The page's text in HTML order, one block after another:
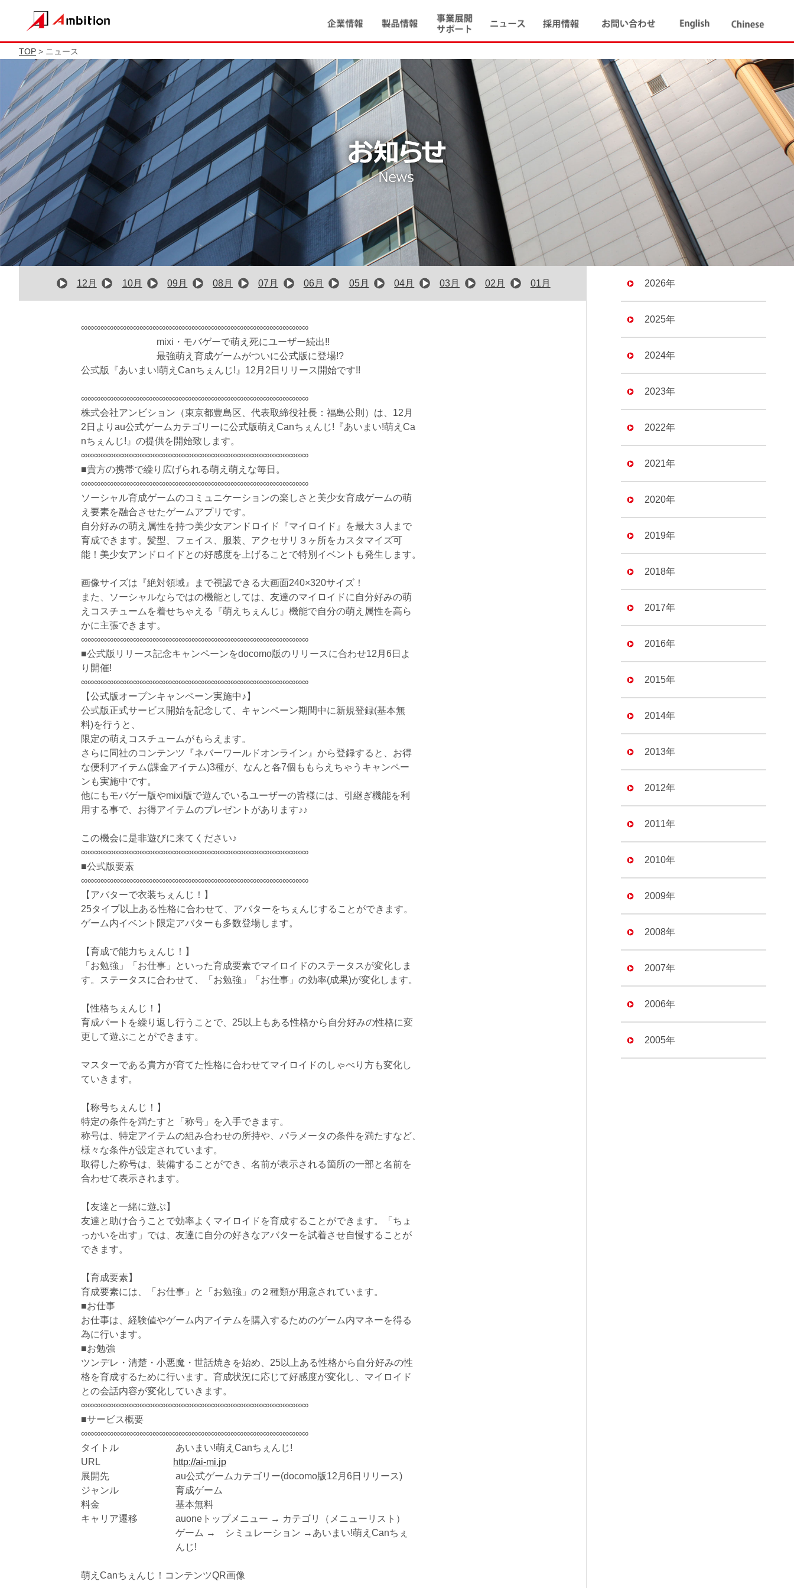
TOP > ニュース
12月 10月 09月 08月 07月 06月 05月 04月 03月 02月 01月
∞∞∞∞∞∞∞∞∞∞∞∞∞∞∞∞∞∞∞∞∞∞∞∞∞∞∞∞∞∞∞∞∞∞∞
mixi・モバゲーで萌え死にユーザー続出!!
最強萌え育成ゲームがついに公式版に登場!?
公式版『あいまい!萌えCanちぇんじ!』12月2日リリース開始です!!
∞∞∞∞∞∞∞∞∞∞∞∞∞∞∞∞∞∞∞∞∞∞∞∞∞∞∞∞∞∞∞∞∞∞∞
株式会社アンビション（東京都豊島区、代表取締役社長：福島公則）は、12月
2日よりau公式ゲームカテゴリーに公式版萌えCanちぇんじ!『あいまい!萌えCa
nちぇんじ!』の提供を開始致します。
∞∞∞∞∞∞∞∞∞∞∞∞∞∞∞∞∞∞∞∞∞∞∞∞∞∞∞∞∞∞∞∞∞∞∞
■貴方の携帯で繰り広げられる萌え萌えな毎日。
∞∞∞∞∞∞∞∞∞∞∞∞∞∞∞∞∞∞∞∞∞∞∞∞∞∞∞∞∞∞∞∞∞∞∞
ソーシャル育成ゲームのコミュニケーションの楽しさと美少女育成ゲームの萌
え要素を融合させたゲームアプリです。
自分好みの萌え属性を持つ美少女アンドロイド『マイロイド』を最大３人まで
育成できます。髪型、フェイス、服装、アクセサリ３ヶ所をカスタマイズ可
能！美少女アンドロイドとの好感度を上げることで特別イベントも発生します。
画像サイズは『絶対領域』まで視認できる大画面240×320サイズ！
また、ソーシャルならではの機能としては、友達のマイロイドに自分好みの萌
えコスチュームを着せちゃえる『萌えちぇんじ』機能で自分の萌え属性を高ら
かに主張できます。
∞∞∞∞∞∞∞∞∞∞∞∞∞∞∞∞∞∞∞∞∞∞∞∞∞∞∞∞∞∞∞∞∞∞∞
■公式版リリース記念キャンペーンをdocomo版のリリースに合わせ12月6日よ
り開催!
∞∞∞∞∞∞∞∞∞∞∞∞∞∞∞∞∞∞∞∞∞∞∞∞∞∞∞∞∞∞∞∞∞∞∞
【公式版オープンキャンペーン実施中♪】
公式版正式サービス開始を記念して、キャンペーン期間中に新規登録(基本無
料)を行うと、
限定の萌えコスチュームがもらえます。
さらに同社のコンテンツ『ネバーワールドオンライン』から登録すると、お得
な便利アイテム(課金アイテム)3種が、なんと各7個ももらえちゃうキャンペー
ンも実施中です。
他にもモバゲー版やmixi版で遊んでいるユーザーの皆様には、引継ぎ機能を利
用する事で、お得アイテムのプレゼントがあります♪♪
この機会に是非遊びに来てください♪
∞∞∞∞∞∞∞∞∞∞∞∞∞∞∞∞∞∞∞∞∞∞∞∞∞∞∞∞∞∞∞∞∞∞∞
■公式版要素
∞∞∞∞∞∞∞∞∞∞∞∞∞∞∞∞∞∞∞∞∞∞∞∞∞∞∞∞∞∞∞∞∞∞∞
【アバターで衣装ちぇんじ！】
25タイプ以上ある性格に合わせて、アバターをちぇんじすることができます。
ゲーム内イベント限定アバターも多数登場します。
【育成で能力ちぇんじ！】
「お勉強」「お仕事」といった育成要素でマイロイドのステータスが変化しま
す。ステータスに合わせて、「お勉強」「お仕事」の効率(成果)が変化します。
【性格ちぇんじ！】
育成パートを繰り返し行うことで、25以上もある性格から自分好みの性格に変
更して遊ぶことができます。
マスターである貴方が育てた性格に合わせてマイロイドのしゃべり方も変化し
ていきます。
【称号ちぇんじ！】
特定の条件を満たすと「称号」を入手できます。
称号は、特定アイテムの組み合わせの所持や、パラメータの条件を満たすなど、
様々な条件が設定されています。
取得した称号は、装備することができ、名前が表示される箇所の一部と名前を
合わせて表示されます。
【友達と一緒に遊ぶ】
友達と助け合うことで効率よくマイロイドを育成することができます。「ちょ
っかいを出す」では、友達に自分の好きなアバターを試着させ自慢することが
できます。
【育成要素】
育成要素には、「お仕事」と「お勉強」の２種類が用意されています。
■お仕事
お仕事は、経験値やゲーム内アイテムを購入するためのゲーム内マネーを得る
為に行います。
■お勉強
ツンデレ・清楚・小悪魔・世話焼きを始め、25以上ある性格から自分好みの性
格を育成するために行います。育成状況に応じて好感度が変化し、マイロイド
との会話内容が変化していきます。
∞∞∞∞∞∞∞∞∞∞∞∞∞∞∞∞∞∞∞∞∞∞∞∞∞∞∞∞∞∞∞∞∞∞∞
■サービス概要
∞∞∞∞∞∞∞∞∞∞∞∞∞∞∞∞∞∞∞∞∞∞∞∞∞∞∞∞∞∞∞∞∞∞∞
タイトル　　　　　　あいまい!萌えCanちぇんじ!
URL
http://ai-mi.jp
展開先　　　　　　　au公式ゲームカテゴリー(docomo版12月6日リリース)
ジャンル　　　　　　育成ゲーム
料金　　　　　　　　基本無料
キャリア遷移　　　　auoneトップメニュー → カテゴリ（メニューリスト）
ゲーム →　シミュレーション →あいまい!萌えCanちぇ
んじ!
萌えCanちぇんじ！コンテンツQR画像
2026年
2025年
2024年
2023年
2022年
2021年
2020年
2019年
2018年
2017年
2016年
2015年
2014年
2013年
2012年
2011年
2010年
2009年
2008年
2007年
2006年
2005年